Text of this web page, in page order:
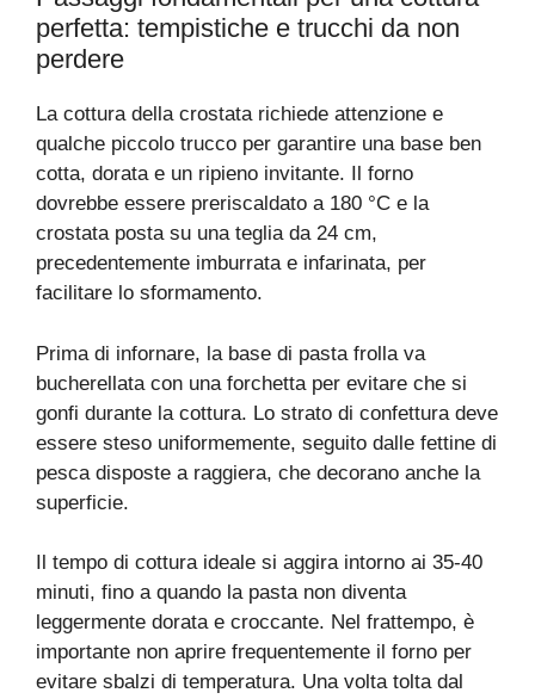
perfetta: tempistiche e trucchi da non
perdere
La cottura della crostata richiede attenzione e
qualche piccolo trucco per garantire una base ben
cotta, dorata e un ripieno invitante. Il forno
dovrebbe essere preriscaldato a 180 °C e la
crostata posta su una teglia da 24 cm,
precedentemente imburrata e infarinata, per
facilitare lo sformamento.
Prima di infornare, la base di pasta frolla va
bucherellata con una forchetta per evitare che si
gonfi durante la cottura. Lo strato di confettura deve
essere steso uniformemente, seguito dalle fettine di
pesca disposte a raggiera, che decorano anche la
superficie.
Il tempo di cottura ideale si aggira intorno ai 35-40
minuti, fino a quando la pasta non diventa
leggermente dorata e croccante. Nel frattempo, è
importante non aprire frequentemente il forno per
evitare sbalzi di temperatura. Una volta tolta dal